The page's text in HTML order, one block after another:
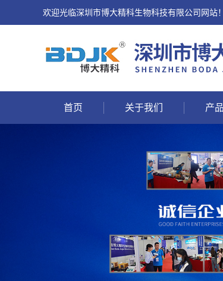
欢迎光临深圳市博大精科生物科技有限公司网站！
首页 关于我们 产